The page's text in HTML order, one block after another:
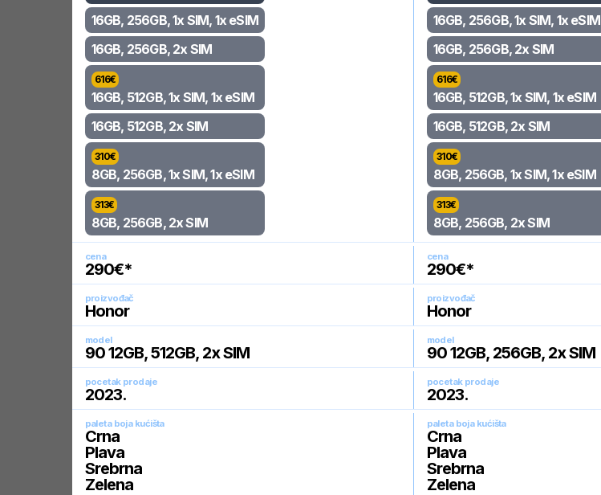
16GB, 256GB, 1x SIM, 1x eSIM
16GB, 256GB, 2x SIM
616€
16GB, 512GB, 1x SIM, 1x eSIM
16GB, 512GB, 2x SIM
310€
8GB, 256GB, 1x SIM, 1x eSIM
313€
8GB, 256GB, 2x SIM
16GB, 256GB, 1x SIM, 1x eSIM
16GB, 256GB, 2x SIM
616€
16GB, 512GB, 1x SIM, 1x eSIM
16GB, 512GB, 2x SIM
310€
8GB, 256GB, 1x SIM, 1x eSIM
313€
8GB, 256GB, 2x SIM
cena
290€*
cena
290€*
proizvođač
Honor
proizvođač
Honor
model
90 12GB, 512GB, 2x SIM
model
90 12GB, 256GB, 2x SIM
pocetak prodaje
2023.
pocetak prodaje
2023.
paleta boja kućišta
Crna
Plava
Srebrna
Zelena
paleta boja kućišta
Crna
Plava
Srebrna
Zelena